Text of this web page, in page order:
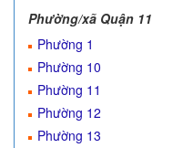
Phường/xã Quận 11
Phường 1
Phường 10
Phường 11
Phường 12
Phường 13